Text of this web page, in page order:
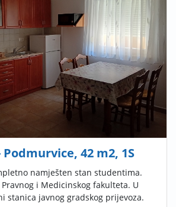
42 m2, 1S
namješten stan studentima.
i Medicinskog fakulteta. U
stanica javnog gradskog prijevoza.